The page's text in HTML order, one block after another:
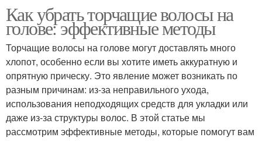
Как убрать торчащие волосы на
голове: эффективные методы
Торчащие волосы на голове могут доставлять много
хлопот, особенно если вы хотите иметь аккуратную и
опрятную прическу. Это явление может возникать по
разным причинам: из-за неправильного ухода,
использования неподходящих средств для укладки или
даже из-за структуры волос. В этой статье мы
рассмотрим эффективные методы, которые помогут вам